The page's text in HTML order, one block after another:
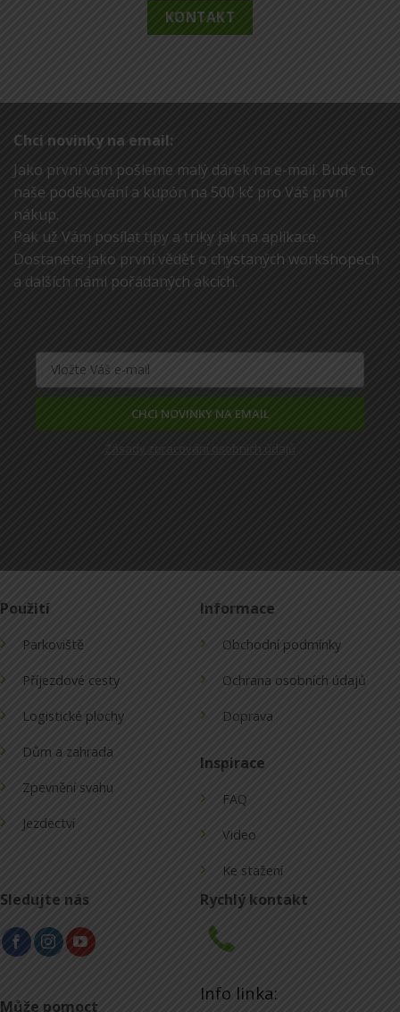
KONTAKT
Chci novinky na email:
Jako první vám pošleme malý dárek na e-mail. Bude to
naše poděkování a kupón na 500 kč pro Váš první
nákup.
Pak už Vám posílat tipy a triky jak na aplikace.
Dostanete jako první vědět o chystaných workshopech
a dalších námi pořádaných akcích.
CHCI NOVINKY NA EMAIL
Zásady zpracování osobních údajů
Použití
Parkoviště
Příjezdové cesty
Logistické plochy
Dům a zahrada
Zpevnění svahu
Jezdectví
Informace
Obchodní podmínky
Ochrana osobních údajů
Doprava
Inspirace
FAQ
Video
Ke stažení
Sledujte nás
Může pomoct
Rychlý kontakt
Info linka: